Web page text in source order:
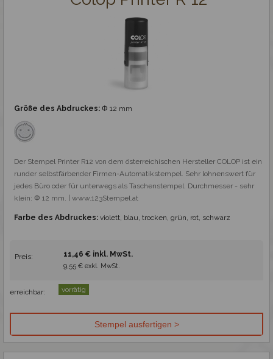
Holzstempel und Royal Mark
Spezialstempel
Fertigstempel
Gravieren
Größe des Abdruckes: Φ 12 mm
Der Stempel Printer R12 von dem österreichischen Hersteller COLOP ist ein
runder selbstfärbender Firmen-Automatikstempel. Sehr lohnenswert für
jedes Büro oder für unterwegs als Taschenstempel. Durchmesser - sehr
klein: Φ 12 mm. | www.123Stempel.at
Farbe des Abdruckes: violett, blau, trocken, grün, rot, schwarz
Preis: 11,46 € inkl. MwSt.
9,55 € exkl. MwSt.
erreichbar: vorrätig